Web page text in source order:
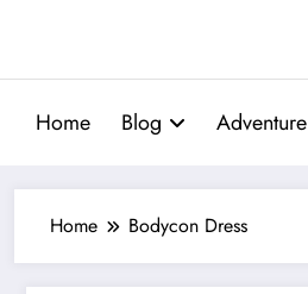
Home Blog Adventure
Home Bodycon Dress